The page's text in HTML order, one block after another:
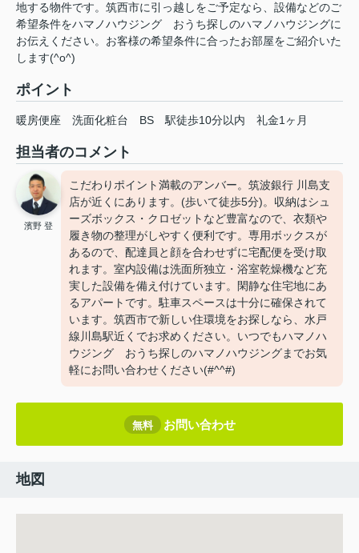
地する物件です。筑西市に引っ越しをご予定なら、設備などのご
希望条件をハマノハウジング おうち探しのハマノハウジングに
お伝えください。お客様の希望条件に合ったお部屋をご紹介いた
します(^o^)
ポイント
暖房便座 洗面化粧台 BS 駅徒歩10分以内 礼金1ヶ月
担当者のコメント
濱野 登
こだわりポイント満載のアンバー。筑波銀行 川島支
店が近くにあります。(歩いて徒歩5分)。収納はシュ
ーズボックス・クロゼットなど豊富なので、衣類や
履き物の整理がしやすく便利です。専用ボックスが
あるので、配達員と顔を合わせずに宅配便を受け取
れます。室内設備は洗面所独立・浴室乾燥機など充
実した設備を備え付けています。閑静な住宅地にあ
るアパートです。駐車スペースは十分に確保されて
います。筑西市で新しい住環境をお探しなら、水戸
線川島駅近くでお求めください。いつでもハマノハ
ウジング おうち探しのハマノハウジングまでお気
軽にお問い合わせください(#^^#)
無料 お問い合わせ
地図